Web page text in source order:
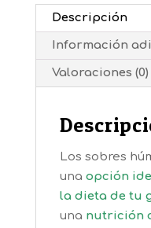
Descripción
Información
Valoraciones (0)
Los sobres
una opción
la dieta de tu
una nutrición